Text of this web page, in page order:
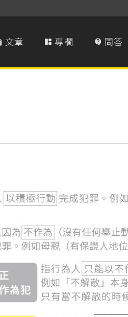
文章  專欄  問答